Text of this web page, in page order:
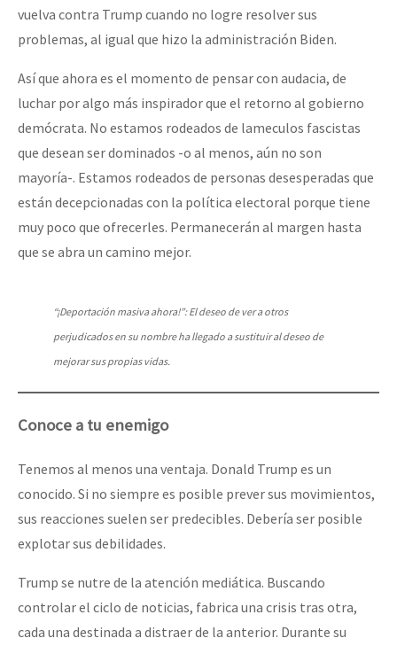
vuelva contra Trump cuando no logre resolver sus
problemas, al igual que hizo la administración Biden.
Así que ahora es el momento de pensar con audacia, de
luchar por algo más inspirador que el retorno al gobierno
demócrata. No estamos rodeados de lameculos fascistas
que desean ser dominados -o al menos, aún no son
mayoría-. Estamos rodeados de personas desesperadas que
están decepcionadas con la política electoral porque tiene
muy poco que ofrecerles. Permanecerán al margen hasta
que se abra un camino mejor.
“¡Deportación masiva ahora!”: El deseo de ver a otros
perjudicados en su nombre ha llegado a sustituir al deseo de
mejorar sus propias vidas.
Conoce a tu enemigo
Tenemos al menos una ventaja. Donald Trump es un
conocido. Si no siempre es posible prever sus movimientos,
sus reacciones suelen ser predecibles. Debería ser posible
explotar sus debilidades.
Trump se nutre de la atención mediática. Buscando
controlar el ciclo de noticias, fabrica una crisis tras otra,
cada una destinada a distraer de la anterior. Durante su